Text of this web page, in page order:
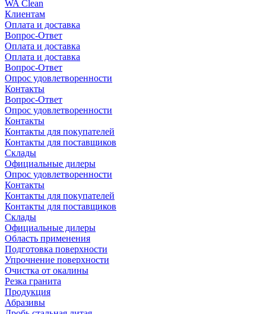
WA Clean
Клиентам
Оплата и доставка
Вопрос-Ответ
Оплата и доставка
Оплата и доставка
Вопрос-Ответ
Опрос удовлетворенности
Контакты
Вопрос-Ответ
Опрос удовлетворенности
Контакты
Контакты для покупателей
Контакты для поставщиков
Склады
Официальные дилеры
Опрос удовлетворенности
Контакты
Контакты для покупателей
Контакты для поставщиков
Склады
Официальные дилеры
Область применения
Подготовка поверхности
Упрочнение поверхности
Очистка от окалины
Резка гранита
Продукция
Абразивы